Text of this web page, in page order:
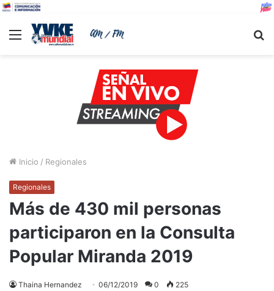
Menu
Inicio / Regionales
Regionales
Más de 430 mil personas
participaron en la Consulta
Popular Miranda 2019
Thaina Hernandez 06/12/2019 0 225